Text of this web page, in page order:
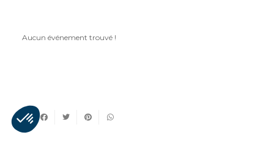
Aucun événement trouvé !